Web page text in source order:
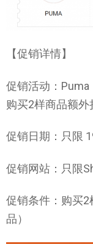
【促销详情】
促销活动：Puma
购买2样商品额外
促销日期：只限
促销网站：只限
促销条件：购买2
品）